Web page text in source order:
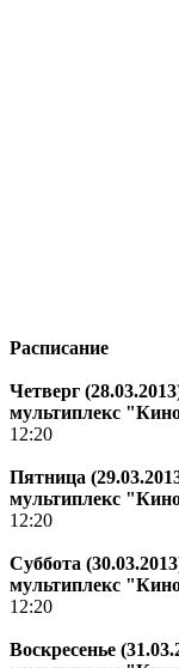
Расписание
Четверг
мультиплекс
12:20
Пятница
мультиплекс
12:20
Суббота
мультиплекс
12:20
Воскресенье